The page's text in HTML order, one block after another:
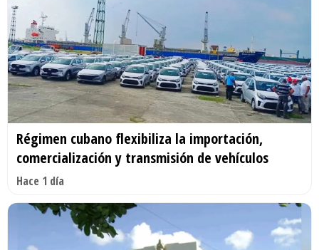
Régimen cubano flexibiliza la importación,
comercialización y transmisión de vehículos
Hace 1 día